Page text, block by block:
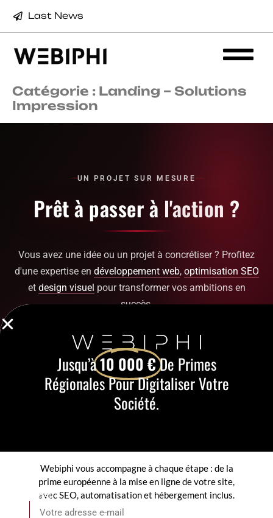
Last News
Catégorie : Landing – Solutions
Impression
UN PROJET SUR MESURE
Prêt à passer à l'action ?
Vous avez une idée ou un projet à concrétiser ? Profitez
d'une expertise en développement web, optimisation SEO
et design visuel pour transformer vos ambitions en
succès.
Contactez-nous
Découvrir nos services
WEBIPHIest votre partenaire pour des solutions digitales
Jusqu’à10 000 €De Primes
Régionales Pour Digitaliser Votre
Société.
Webiphi vous accompagne à chaque étape : de la
prime européenne à la mise en ligne de votre site,
avec SEO, automatisation et hébergement inclus.
Email